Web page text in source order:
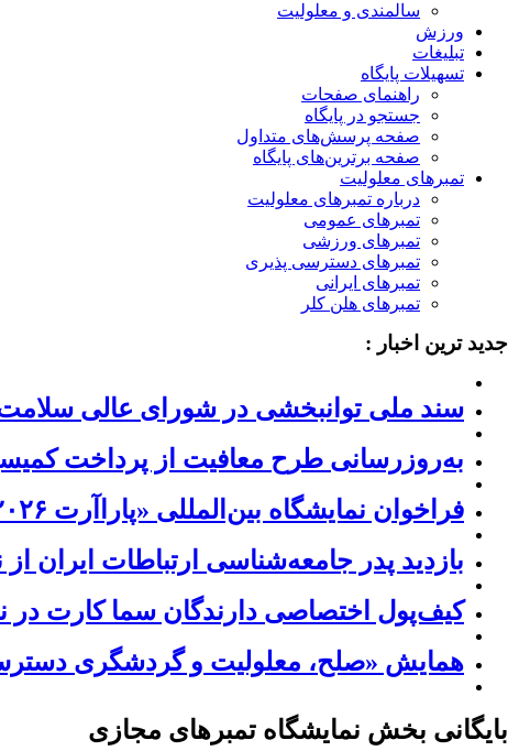
سالمندی و معلولیت
ورزش
تبلیغات
تسهیلات پایگاه
راهنمای صفحات
جستجو در پایگاه
صفحه پرسش‌های متداول
صفحه برترین‌های پایگاه
تمبرهای معلولیت
درباره تمبرهای معلولیت
تمبرهای عمومی
تمبرهای ورزشی
تمبرهای دسترسی پذیری
تمبرهای ایرانی
تمبرهای هلن کلر
جدید ترین اخبار :
سند ملی توانبخشی در شورای عالی
به‌روزرسانی طرح معافیت از پرداخت
فراخوان نمایشگاه بین‌المللی «پاراآرت ۲۰۲۶» ژاپن
بازدید پدر جامعه‌شناسی ارتباطات ایران
کیف‌پول اختصاصی دارندگان سما کارت
همایش «صلح، معلولیت و گردشگری
بایگانی بخش نمایشگاه تمبرهای مجازی